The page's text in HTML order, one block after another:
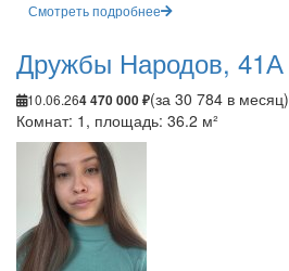
Смотреть подробнее
Дружбы Народов, 41А
10.06.264 470 000 ₽(за 30 784 в месяц)
Комнат: 1, площадь: 36.2 м²